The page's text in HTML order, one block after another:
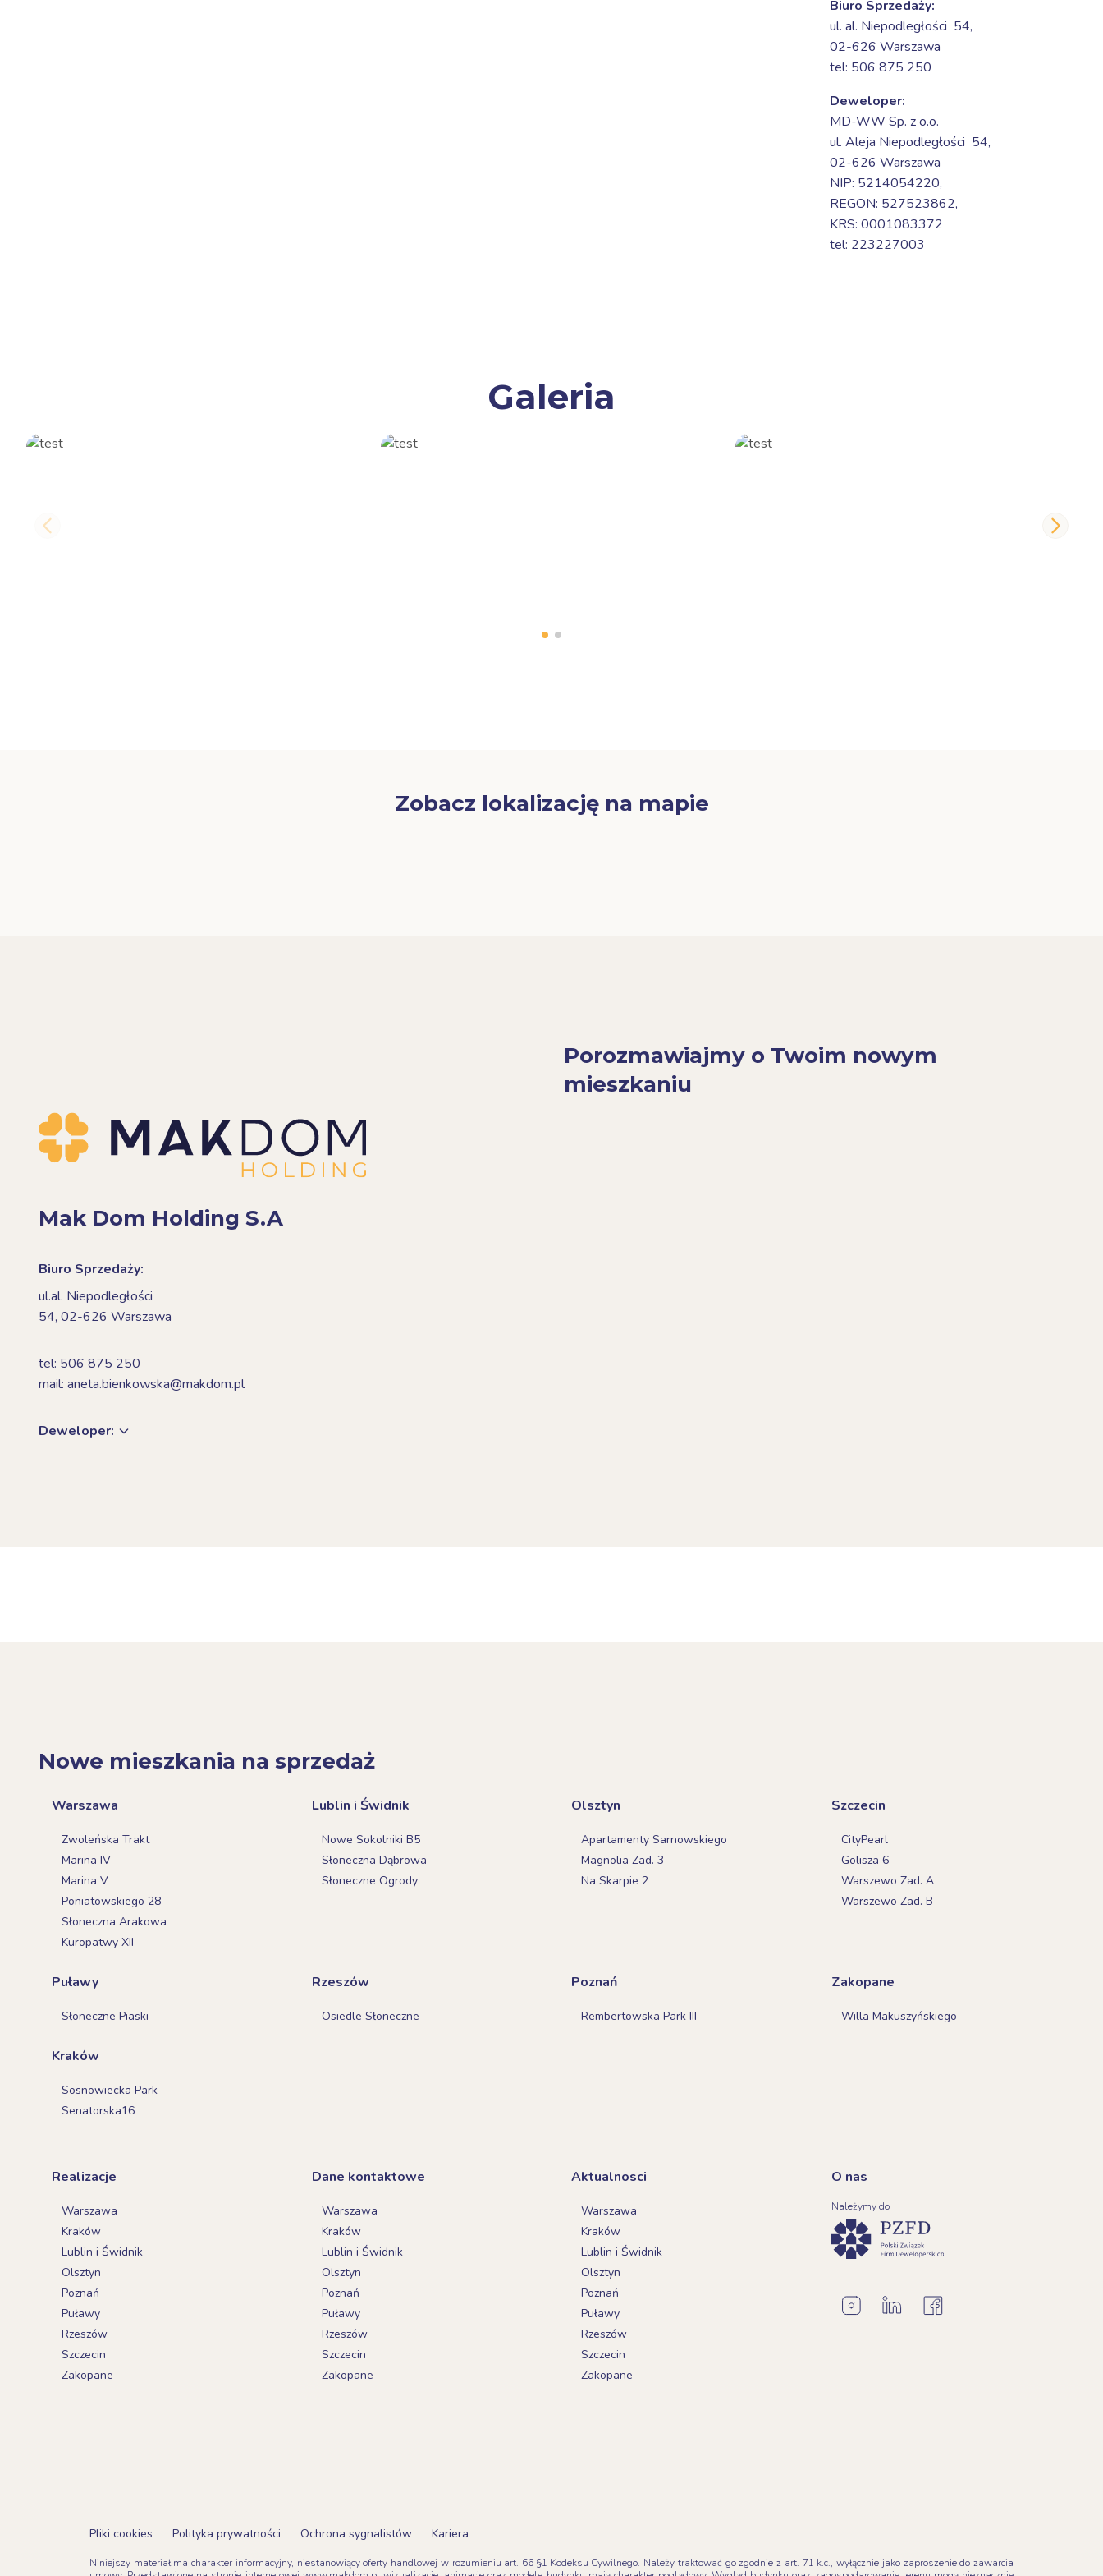
Biuro Sprzedaży:
ul. al. Niepodległości 54,
02-626 Warszawa
tel: 506 875 250
Deweloper:
MD-WW Sp. z o.o.
ul. Aleja Niepodległości 54,
02-626 Warszawa
NIP: 5214054220,
REGON: 527523862,
KRS: 0001083372
tel: 223227003
Galeria
Zobacz lokalizację na mapie
Porozmawiajmy o Twoim nowym
mieszkaniu
Mak Dom Holding S.A
Biuro Sprzedaży:
ul.al. Niepodległości
54, 02-626 Warszawa
tel: 506 875 250
mail: aneta.bienkowska@makdom.pl
Deweloper:
Nowe mieszkania na sprzedaż
Warszawa
Zwoleńska Trakt
Marina IV
Marina V
Poniatowskiego 28
Słoneczna Arakowa
Kuropatwy XII
Lublin i Świdnik
Nowe Sokolniki B5
Słoneczna Dąbrowa
Słoneczne Ogrody
Olsztyn
Apartamenty Sarnowskiego
Magnolia Zad. 3
Na Skarpie 2
Szczecin
CityPearl
Golisza 6
Warszewo Zad. A
Warszewo Zad. B
Puławy
Słoneczne Piaski
Rzeszów
Osiedle Słoneczne
Poznań
Rembertowska Park III
Zakopane
Willa Makuszyńskiego
Kraków
Sosnowiecka Park
Senatorska16
Realizacje
Warszawa
Kraków
Lublin i Świdnik
Olsztyn
Poznań
Puławy
Rzeszów
Szczecin
Zakopane
Dane kontaktowe
Warszawa
Kraków
Lublin i Świdnik
Olsztyn
Poznań
Puławy
Rzeszów
Szczecin
Zakopane
Aktualnosci
Warszawa
Kraków
Lublin i Świdnik
Olsztyn
Poznań
Puławy
Rzeszów
Szczecin
Zakopane
O nas
Należymy do
Pliki cookies Polityka prywatności Ochrona sygnalistów Kariera
Niniejszy materiał ma charakter informacyjny, niestanowiący oferty handlowej w rozumieniu art. 66 §1 Kodeksu Cywilnego. Należy traktować go zgodnie z art. 71 k.c., wyłącznie jako zaproszenie do zawarcia